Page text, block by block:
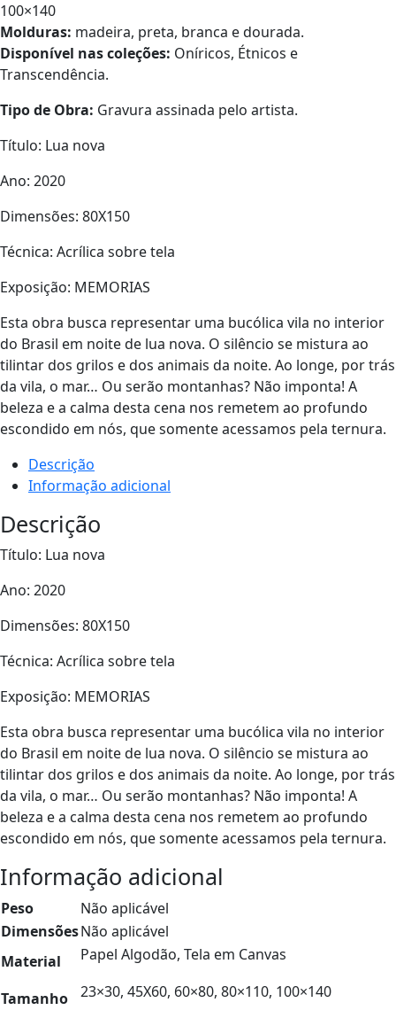
100×140
Molduras: madeira, preta, branca e dourada.
Disponível nas coleções: Oníricos, Étnicos e
Transcendência.
Tipo de Obra: Gravura assinada pelo artista.
Título: Lua nova
Ano: 2020
Dimensões: 80X150
Técnica: Acrílica sobre tela
Exposição: MEMORIAS
Esta obra busca representar uma bucólica vila no interior
do Brasil em noite de lua nova. O silêncio se mistura ao
tilintar dos grilos e dos animais da noite. Ao longe, por trás
da vila, o mar… Ou serão montanhas? Não imponta! A
beleza e a calma desta cena nos remetem ao profundo
escondido em nós, que somente acessamos pela ternura.
Descrição
Informação adicional
Descrição
Título: Lua nova
Ano: 2020
Dimensões: 80X150
Técnica: Acrílica sobre tela
Exposição: MEMORIAS
Esta obra busca representar uma bucólica vila no interior
do Brasil em noite de lua nova. O silêncio se mistura ao
tilintar dos grilos e dos animais da noite. Ao longe, por trás
da vila, o mar… Ou serão montanhas? Não imponta! A
beleza e a calma desta cena nos remetem ao profundo
escondido em nós, que somente acessamos pela ternura.
Informação adicional
Peso
Não aplicável
DimensõesNão aplicável
Material
Papel Algodão, Tela em Canvas
Tamanho 23×30, 45X60, 60×80, 80×110, 100×140